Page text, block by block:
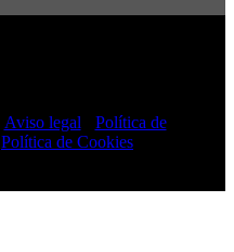
Aviso legal
Política de
Política de Cookies